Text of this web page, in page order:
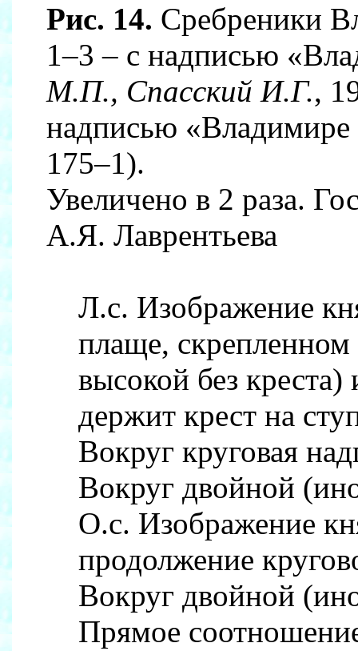
Рис. 14. Сребреники
1–3 – с надписью
М.П., Спасский И.Г.,
надписью
175–1).
Увеличено в 2 раза.
А.Я. Лаврентьева
Л.с. Изображение
плаще, скрепленном
высокой без
держит крест на
Вокруг круговая
Вокруг двойной
О.с. Изображение
продолжение
Вокруг двойной
Прямое